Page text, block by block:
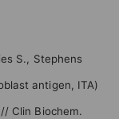
S., Stephens
antigen, ITA)
Clin Biochem.